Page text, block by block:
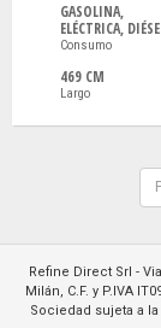
GASOLINA,
ELÉCTRICA,
Consumo
469 CM
Largo
Refine Direct Srl -
Milán, C.F. y P.IVA
Sociedad sujeta a